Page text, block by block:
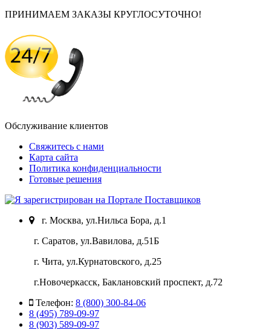
ПРИНИМАЕМ ЗАКАЗЫ КРУГЛОСУТОЧНО!
Обслуживание клиентов
Свяжитесь с нами
Карта сайта
Политика конфиденциальности
Готовые решения
г. Москва, ул.Нильса Бора, д.1
г. Саратов, ул.Вавилова, д.51Б
г. Чита, ул.Курнатовского, д.25
г.Новочеркасск, Баклановский проспект, д.72
Телефон: 8 (800) 300-84-06
8 (495) 789-09-97
8 (903) 589-09-97